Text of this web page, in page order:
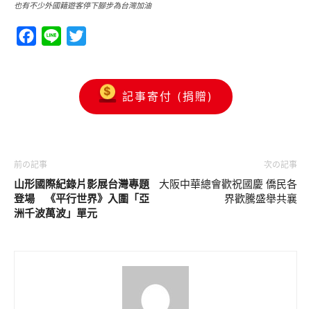
也有不少外國籍遊客停下腳步為台灣加油
Facebook
Line
記事寄付 (捐贈)
前の記事
山形國際紀錄片影展台灣專題
登場
《平行世界》入圍「亞
洲千波萬波」單元
次の記事
大阪中華總會歡祝國慶 僑民各
界歡騰盛舉共襄